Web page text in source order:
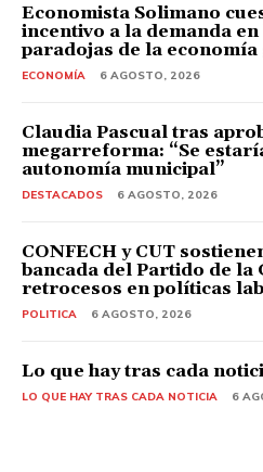
Economista Solimano
incentivo a la demanda
paradojas de la
ECONOMÍA 6 AGOSTO, 2026
Claudia Pascual tras
megarreforma: “Se
autonomía municipal”
DESTACADOS 6 AGOSTO, 2026
CONFECH y CUT
bancada del Partido de la
retrocesos en políticas
POLITICA 6 AGOSTO, 2026
Lo que hay tras cada
LO QUE HAY TRAS CADA NOTICIA 6